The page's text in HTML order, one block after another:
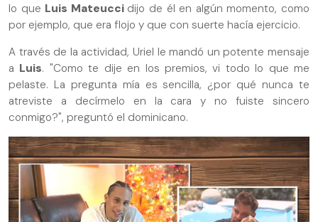
lo que Luis Mateucci dijo de él en algún momento, como
por ejemplo, que era flojo y que con suerte hacía ejercicio.
A través de la actividad, Uriel le mandó un potente mensaje
a Luis. "Como te dije en los premios, vi todo lo que me
pelaste. La pregunta mía es sencilla, ¿por qué nunca te
atreviste a decírmelo en la cara y no fuiste sincero
conmigo?", preguntó el dominicano.